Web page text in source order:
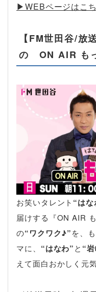
▶︎WEBページはこ
【FM世田谷/放
の ON AIR も
お笑いタレント “はな
届けする『ON AIR
の“ワクワク♪”を、
マに、 “はなわ”と “
えて面白おかしく元